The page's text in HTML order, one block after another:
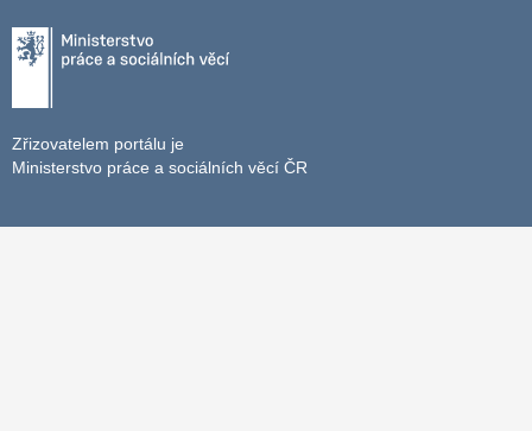
Zřizovatelem portálu je
Ministerstvo práce a sociálních věcí ČR